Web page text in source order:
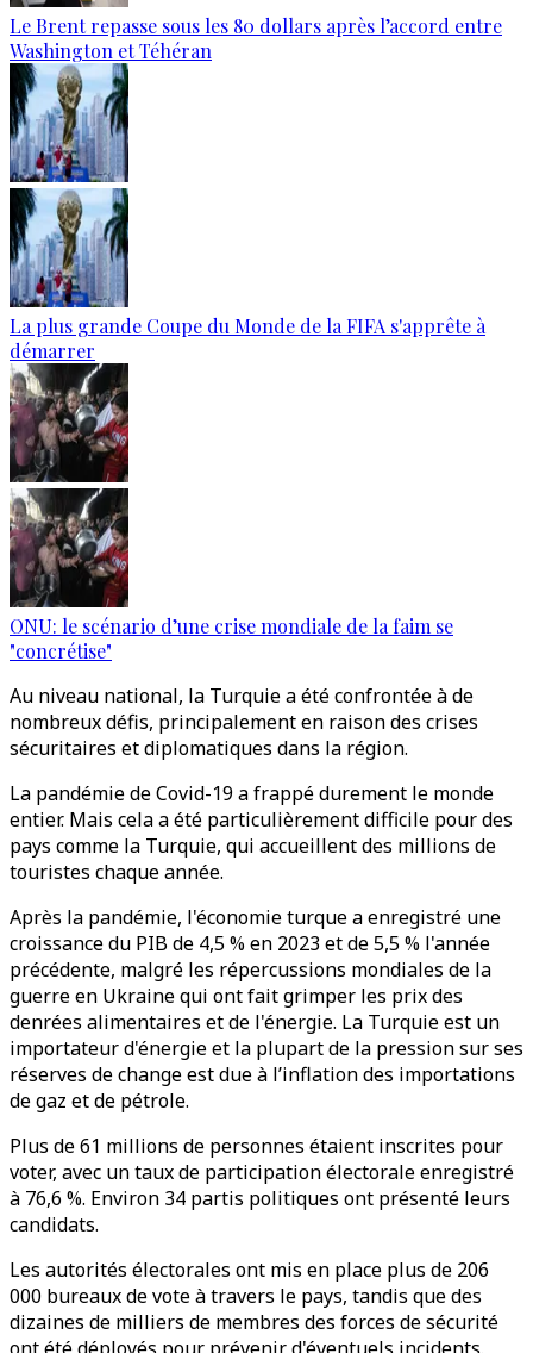
Le Brent repasse sous les 80 dollars après l’accord entre
Washington et Téhéran
La plus grande Coupe du Monde de la FIFA s'apprête à
démarrer
ONU: le scénario d’une crise mondiale de la faim se
"concrétise"
Au niveau national, la Turquie a été confrontée à de
nombreux défis, principalement en raison des crises
sécuritaires et diplomatiques dans la région.
La pandémie de Covid-19 a frappé durement le monde
entier. Mais cela a été particulièrement difficile pour des
pays comme la Turquie, qui accueillent des millions de
touristes chaque année.
Après la pandémie, l'économie turque a enregistré une
croissance du PIB de 4,5 % en 2023 et de 5,5 % l'année
précédente, malgré les répercussions mondiales de la
guerre en Ukraine qui ont fait grimper les prix des
denrées alimentaires et de l'énergie. La Turquie est un
importateur d'énergie et la plupart de la pression sur ses
réserves de change est due à l’inflation des importations
de gaz et de pétrole.
Plus de 61 millions de personnes étaient inscrites pour
voter, avec un taux de participation électorale enregistré
à 76,6 %. Environ 34 partis politiques ont présenté leurs
candidats.
Les autorités électorales ont mis en place plus de 206
000 bureaux de vote à travers le pays, tandis que des
dizaines de milliers de membres des forces de sécurité